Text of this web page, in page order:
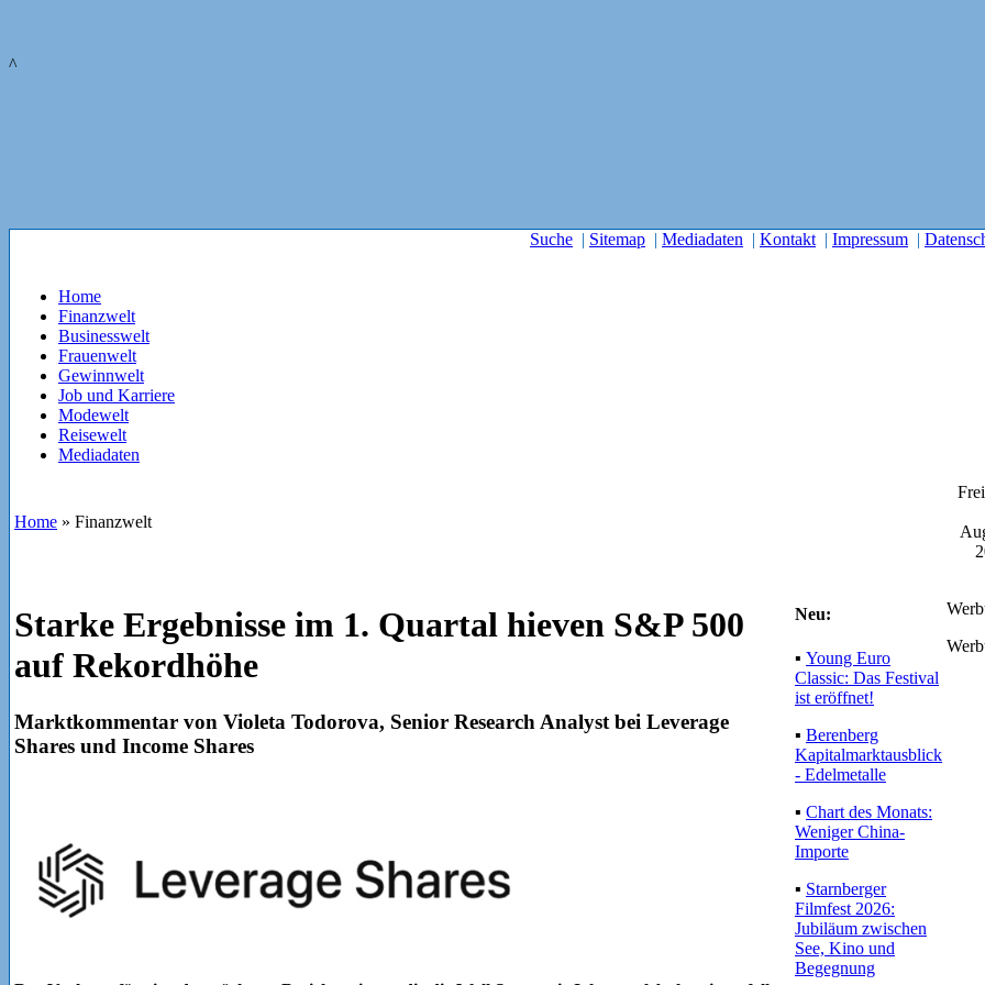
^
Suche | Sitemap | Mediadaten | Kontakt | Impressum |
Home
Finanzwelt
Businesswelt
Frauenwelt
Gewinnwelt
Job und Karriere
Modewelt
Reisewelt
Mediadaten
Home » Finanzwelt
Starke Ergebnisse im 1. Quartal hieven S&P 500
auf Rekordhöhe
Marktkommentar von Violeta Todorova, Senior Research Analyst bei Leverage
Shares und Income Shares
Neu:
▪ Young Euro
Classic: Das Festival
ist eröffnet!
▪ Berenberg
Kapitalmarktausblick
- Edelmetalle
▪ Chart des Monats:
Weniger China-
Importe
▪ Starnberger
Filmfest 2026:
Jubiläum zwischen
See, Kino und
Begegnung